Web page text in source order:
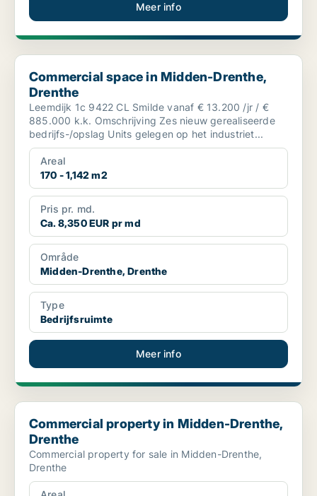
Meer info
Commercial space in Midden-Drenthe, Drenthe
Commercial space in Midden-Drenthe,
Drenthe
Leemdijk 1c 9422 CL Smilde vanaf € 13.200 /jr / €
885.000 k.k. Omschrijving Zes nieuw gerealiseerde
bedrijfs-/opslag Units gelegen op het industriet...
Areal
170 - 1,142 m2
Pris pr. md.
Ca. 8,350 EUR pr md
Område
Midden-Drenthe, Drenthe
Type
Bedrijfsruimte
Meer info
Commercial property in Midden-Drenthe, Drenthe
Commercial property in Midden-Drenthe,
Drenthe
Commercial property for sale in Midden-Drenthe,
Drenthe